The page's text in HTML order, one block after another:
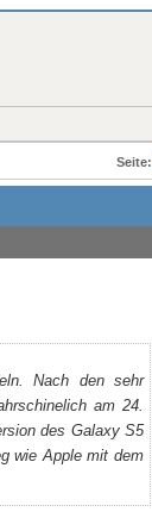
Seite:
Nach den sehr
am 24.
des Galaxy S5
wie Apple mit dem